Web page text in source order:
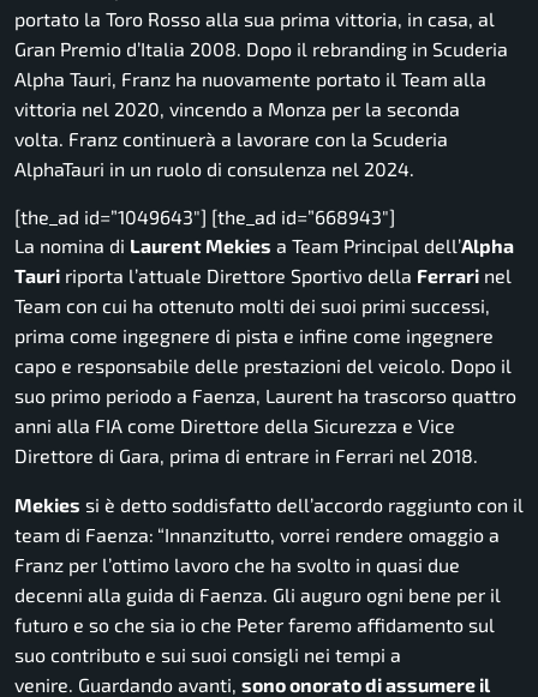
portato la Toro Rosso alla sua prima vittoria, in casa, al
Gran Premio d’Italia 2008. Dopo il rebranding in Scuderia
Alpha Tauri, Franz ha nuovamente portato il Team alla
vittoria nel 2020, vincendo a Monza per la seconda
volta. Franz continuerà a lavorare con la Scuderia
AlphaTauri in un ruolo di consulenza nel 2024.
[the_ad id=”1049643″] [the_ad id=”668943″]
La nomina di Laurent Mekies a Team Principal dell’Alpha
Tauri riporta l’attuale Direttore Sportivo della Ferrari nel
Team con cui ha ottenuto molti dei suoi primi successi,
prima come ingegnere di pista e infine come ingegnere
capo e responsabile delle prestazioni del veicolo. Dopo il
suo primo periodo a Faenza, Laurent ha trascorso quattro
anni alla FIA come Direttore della Sicurezza e Vice
Direttore di Gara, prima di entrare in Ferrari nel 2018.
Mekies si è detto soddisfatto dell’accordo raggiunto con il
team di Faenza: “Innanzitutto, vorrei rendere omaggio a
Franz per l’ottimo lavoro che ha svolto in quasi due
decenni alla guida di Faenza. Gli auguro ogni bene per il
futuro e so che sia io che Peter faremo affidamento sul
suo contributo e sui suoi consigli nei tempi a
venire. Guardando avanti, sono onorato di assumere il